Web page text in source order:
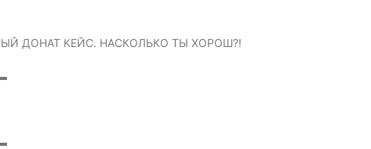
ДОНАТ КЕЙС. НАСКОЛЬКО ТЫ ХОРОШ?!